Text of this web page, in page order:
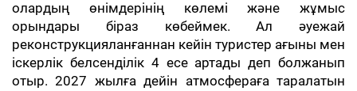
олардың өнімдерінің көлемі және жұмыс
орындары біраз көбеймек. Ал әуежай
реконструкцияланғаннан кейін туристер ағыны мен
іскерлік белсенділік 4 есе артады деп болжанып
отыр. 2027 жылға дейін атмосфераға таралатын